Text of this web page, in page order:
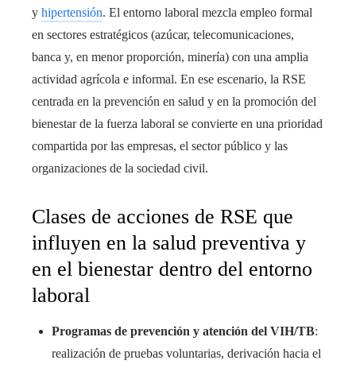
y hipertensión. El entorno laboral mezcla empleo formal
en sectores estratégicos (azúcar, telecomunicaciones,
banca y, en menor proporción, minería) con una amplia
actividad agrícola e informal. En ese escenario, la RSE
centrada en la prevención en salud y en la promoción del
bienestar de la fuerza laboral se convierte en una prioridad
compartida por las empresas, el sector público y las
organizaciones de la sociedad civil.
Clases de acciones de RSE que
influyen en la salud preventiva y
en el bienestar dentro del entorno
laboral
Programas de prevención y atención del VIH/TB:
realización de pruebas voluntarias, derivación hacia el